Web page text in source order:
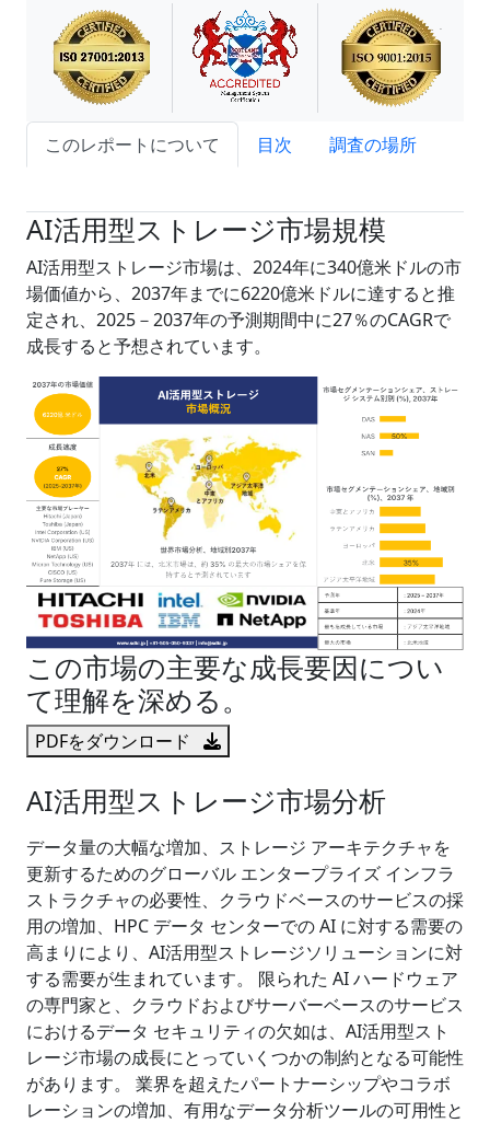
このレポートについて 目次
調査の場所
AI活用型ストレージ市場規模
AI活用型ストレージ市場は、2024年に340億米ドルの市
場価値から、2037年までに6220億米ドルに達すると推
定され、2025－2037年の予測期間中に27％のCAGRで
成長すると予想されています。
この市場の主要な成長要因につい
て理解を深める。
PDFをダウンロード
AI活用型ストレージ市場分析
データ量の大幅な増加、ストレージ アーキテクチャを
更新するためのグローバル エンタープライズ インフラ
ストラクチャの必要性、クラウドベースのサービスの採
用の増加、HPC データ センターでの AI に対する需要の
高まりにより、AI活用型ストレージソリューションに対
する需要が生まれています。 限られた AI ハードウェア
の専門家と、クラウドおよびサーバーベースのサービス
におけるデータ セキュリティの欠如は、AI活用型スト
レージ市場の成長にとっていくつかの制約となる可能性
があります。 業界を超えたパートナーシップやコラボ
レーションの増加、有用なデータ分析ツールの可用性と